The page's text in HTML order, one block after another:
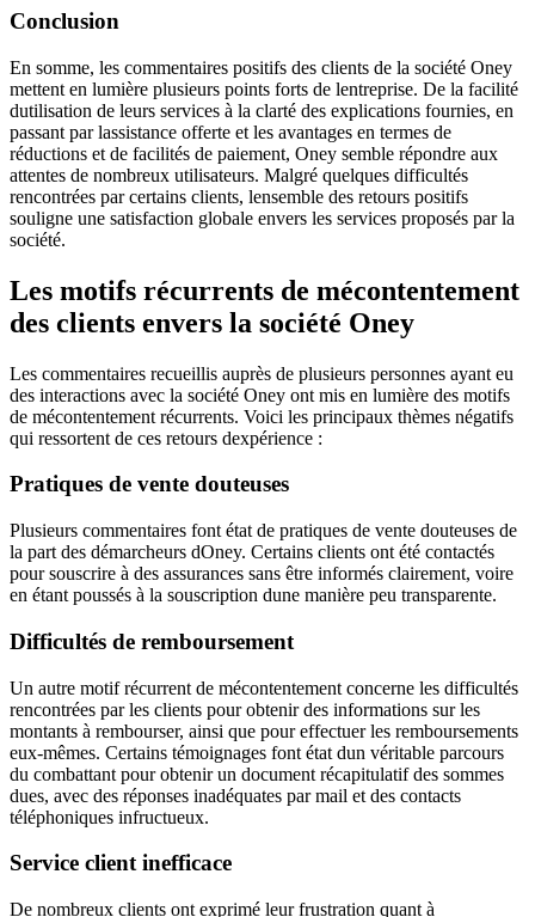
Conclusion
En somme, les commentaires positifs des clients de la société Oney
mettent en lumière plusieurs points forts de lentreprise. De la facilité
dutilisation de leurs services à la clarté des explications fournies, en
passant par lassistance offerte et les avantages en termes de
réductions et de facilités de paiement, Oney semble répondre aux
attentes de nombreux utilisateurs. Malgré quelques difficultés
rencontrées par certains clients, lensemble des retours positifs
souligne une satisfaction globale envers les services proposés par la
société.
Les motifs récurrents de mécontentement
des clients envers la société Oney
Les commentaires recueillis auprès de plusieurs personnes ayant eu
des interactions avec la société Oney ont mis en lumière des motifs
de mécontentement récurrents. Voici les principaux thèmes négatifs
qui ressortent de ces retours dexpérience :
Pratiques de vente douteuses
Plusieurs commentaires font état de pratiques de vente douteuses de
la part des démarcheurs dOney. Certains clients ont été contactés
pour souscrire à des assurances sans être informés clairement, voire
en étant poussés à la souscription dune manière peu transparente.
Difficultés de remboursement
Un autre motif récurrent de mécontentement concerne les difficultés
rencontrées par les clients pour obtenir des informations sur les
montants à rembourser, ainsi que pour effectuer les remboursements
eux-mêmes. Certains témoignages font état dun véritable parcours
du combattant pour obtenir un document récapitulatif des sommes
dues, avec des réponses inadéquates par mail et des contacts
téléphoniques infructueux.
Service client inefficace
De nombreux clients ont exprimé leur frustration quant à